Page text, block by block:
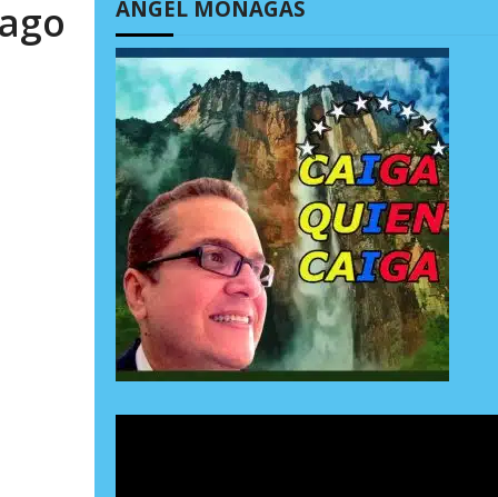
ÁNGEL MONAGAS